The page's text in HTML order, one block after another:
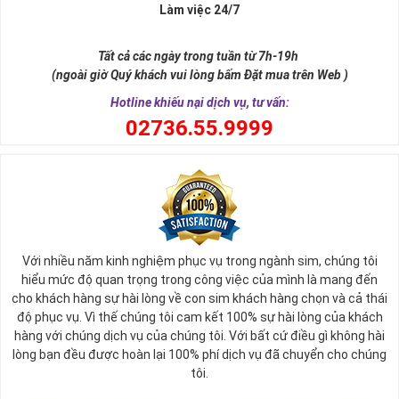
tài lộc, may mắn cho chủ sở hữu. Thật vậy, số 5 đứng giữa dãy số
tự nhiên, nó tượng trưng cho ngũ hành (Kim – Mộc – Thủy – Hỏa –
), đạo quân tử có (Nhân - Nghĩa - Lễ - Trí – Tín), trong cuộc sống
Phúc, Lộc, Thọ, Khang, Ninh). Đó là 5 yếu tố cho cuộc
sống sự hòa hợp, yên ổn, an lành. Cũng bởi vậy, các chuyên gia
được sự hòa hợp, thuận lợi, bình an trong cuộc sống, sự nghiệp để
nhanh chóng thành công, tiến tới những vị trí cao nhất.
Làm việc 24/7
Tất cả các ngày trong tuần từ 7h-19h
(ngoài giờ Quý khách vui lòng bấm Đặt mua trên Web )
Hotline khiếu nại dịch vụ, tư vấn:
02736.55.9999
Với nhiều năm kinh nghiệm phục vụ trong ngành sim, chúng tôi
hiểu mức độ quan trọng trong công việc của mình là mang đến
cho khách hàng sự hài lòng về con sim khách hàng chọn và cả thái
độ phục vụ. Vì thế chúng tôi cam kết 100% sự hài lòng của khách
hàng với chúng dịch vụ của chúng tôi. Với bất cứ điều gì không hài
lòng bạn đều được hoàn lại 100% phí dịch vụ đã chuyển cho chúng
tôi.